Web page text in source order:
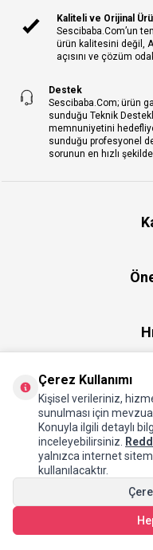
Kaliteli ve Orijinal
Sescibaba.Com’un
ürün kalitesini değil,
açısını ve çözüm
Destek
Sescibaba.Com; ürün
sunduğu Teknik
memnuniyetini
sunduğu profesyonel
sorunun en hızlı
Çerez Kullanımı
Kişisel verileriniz,
sunulması için
Konuyla ilgili detaylı
inceleyebilirsiniz.
yalnızca internet
kullanılacaktır.